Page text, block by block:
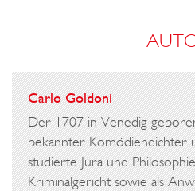
Carlo Goldoni
Der 1707 in Venedig
bekannter Komödiendichter
studierte Jura und
Kriminalgericht sowie als